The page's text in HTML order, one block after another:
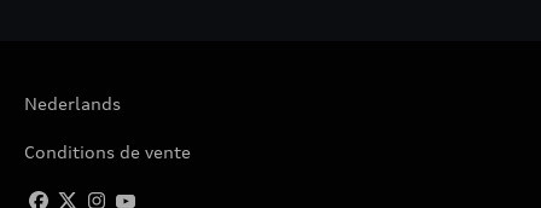
Nederlands
Conditions de vente